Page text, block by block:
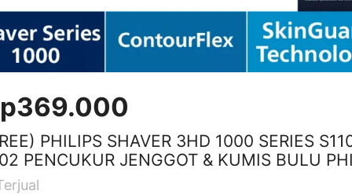
PHILIPS SHAVER 3HD 1000 SERIES
PENCUKUR JENGGOT & KUMIS BULU
PILIP ORIGINAL GARANSI RESMI